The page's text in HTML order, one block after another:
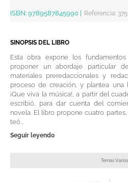
ISBN: 9789587845990 Referencia:
SINOPSIS DEL LIBRO
Esta obra expone los
proponer un abordaje particular
materiales preredaccionales y
proceso de creación, y plantea
¡Que viva la música!, a partir del
escribió, para dar cuenta del
novela. El libro propone cuatro
teó...
Seguir leyendo
Temas Varios